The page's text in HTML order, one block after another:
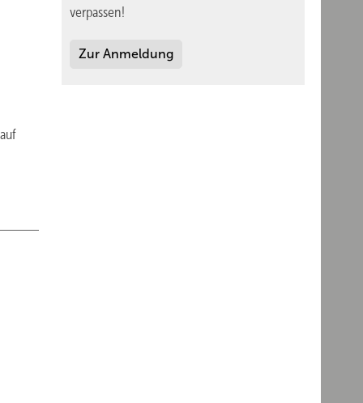
verpassen!
Zur Anmeldung